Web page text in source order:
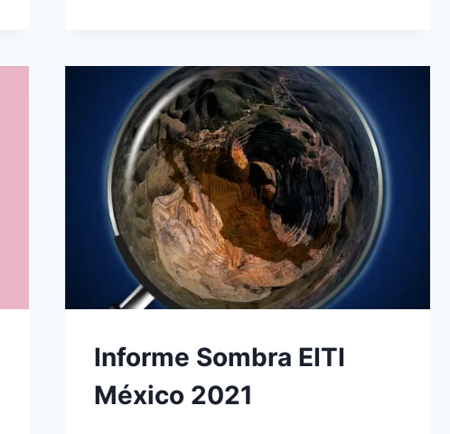
CONSUMO
DE
AGUA
PARA
FRACKING
EN
MÉXICO
Informe Sombra EITI
México 2021